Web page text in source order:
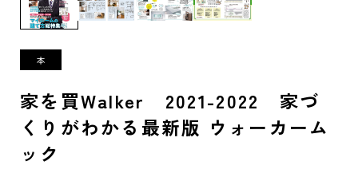
家を買Walker 2021-2022 家づ
くりがわかる最新版 ウォーカーム
ック